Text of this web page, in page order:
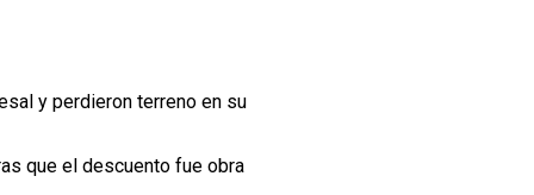
y perdieron terreno en su
que el descuento fue obra